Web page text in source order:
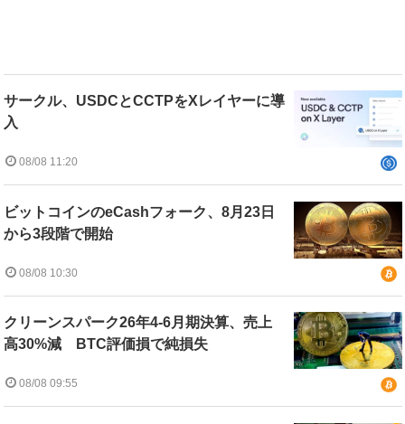
サークル、USDCとCCTPをXレイヤーに導
入
08/08 11:20
ビットコインのeCashフォーク、8月23日
から3段階で開始
08/08 10:30
クリーンスパーク26年4-6月期決算、売上
高30%減 BTC評価損で純損失
08/08 09:55